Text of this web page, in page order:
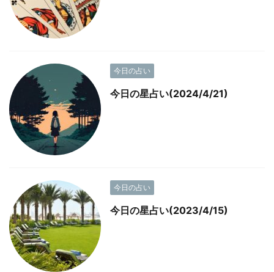
今日の占い
今日の星占い(2024/4/21)
今日の占い
今日の星占い(2023/4/15)